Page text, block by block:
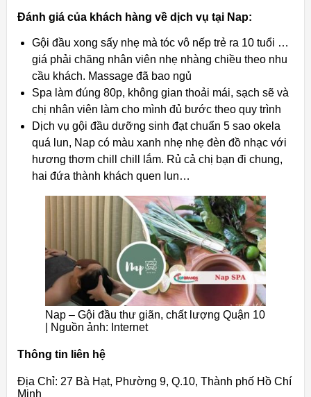
Đánh giá của khách hàng về dịch vụ tại Nap:
Gội đầu xong sấy nhẹ mà tóc vô nếp trẻ ra 10 tuổi …
giá phải chăng nhân viên nhẹ nhàng chiều theo nhu
cầu khách. Massage đã bao ngủ
Spa làm đúng 80p, không gian thoải mái, sạch sẽ và
chị nhân viên làm cho mình đủ bước theo quy trình
Dịch vụ gội đầu dưỡng sinh đạt chuẩn 5 sao okela
quá lun, Nap có màu xanh nhẹ nhẹ đèn đồ nhạc với
hương thơm chill chill lắm. Rủ cả chị bạn đi chung,
hai đứa thành khách quen lun…
Nap – Gội đầu thư giãn, chất lượng Quận 10
| Nguồn ảnh: Internet
Thông tin liên hệ
Địa Chỉ: 27 Bà Hạt, Phường 9, Q.10, Thành phố Hồ Chí
Minh